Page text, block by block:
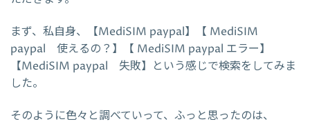
まず、私自身、【MediSIM paypal】【 MediSIM
paypal 使えるの？】【 MediSIM paypal エラー】
【MediSIM paypal 失敗】という感じで検索をしてみま
した。
そのように色々と調べていって、ふっと思ったのは、